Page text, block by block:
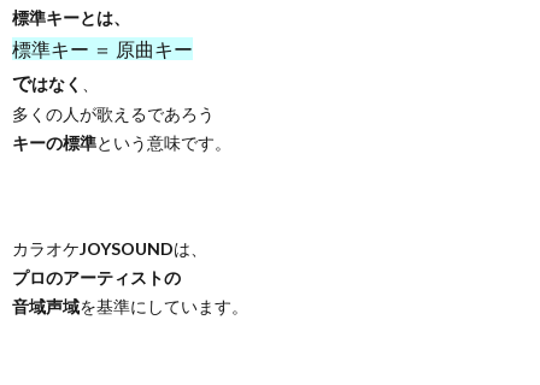
標準キーとは、
標準キー ＝ 原曲キー
ではなく
多くの人が歌えるであろう
キーの標準という意味です。
カラオケJOYSOUNDは、
プロのアーティストの
音域声域を基準にしています。